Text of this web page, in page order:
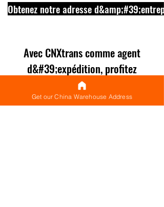
Obtenez notre adresse
Avec CNXtrans comme agent
d&#39;expédition, profitez
d&#39;une foule des meilleures
offres sur l&#39;expédition
Get our China Warehouse Address